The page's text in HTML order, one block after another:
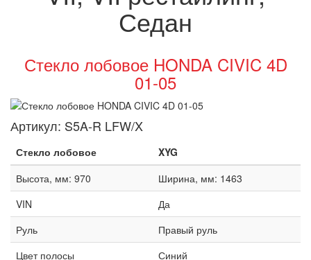
Седан
Стекло лобовое HONDA CIVIC 4D
01-05
Артикул: S5A-R LFW/X
Стекло лобовое
XYG
Высота, мм: 970
Ширина, мм: 1463
VIN
Да
Руль
Правый руль
Цвет полосы
Синий